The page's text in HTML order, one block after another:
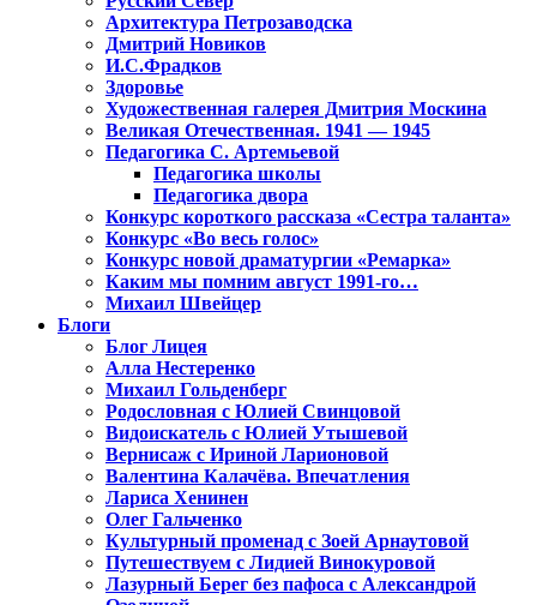
Архитектура Петрозаводска
Дмитрий Новиков
И.С.Фрадков
Здоровье
Художественная галерея Дмитрия Москина
Великая Отечественная. 1941 — 1945
Педагогика С. Артемьевой
Педагогика школы
Педагогика двора
Конкурс короткого рассказа «Сестра таланта»
Конкурс «Во весь голос»
Конкурс новой драматургии «Ремарка»
Каким мы помним август 1991-го…
Михаил Швейцер
Блоги
Блог Лицея
Алла Нестеренко
Михаил Гольденберг
Родословная с Юлией Свинцовой
Видоискатель с Юлией Утышевой
Вернисаж с Ириной Ларионовой
Валентина Калачёва. Впечатления
Лариса Хенинен
Олег Гальченко
Культурный променад с Зоей Арнаутовой
Путешествуем с Лидией Винокуровой
Лазурный Берег без пафоса с Александрой